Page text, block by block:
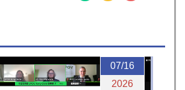
07/16
2026